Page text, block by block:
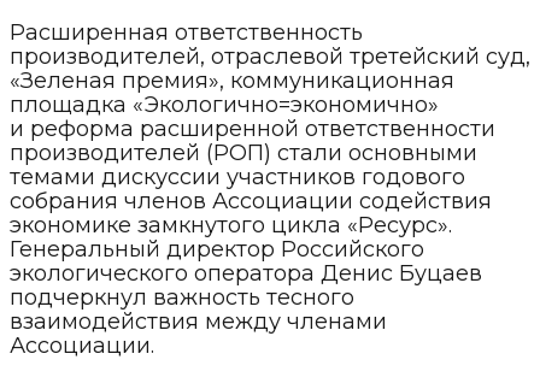
Расширенная ответственность
производителей, отраслевой третейский суд,
«Зеленая премия», коммуникационная
площадка «Экологично=экономично»
и реформа расширенной ответственности
производителей (РОП) стали основными
темами дискуссии участников годового
собрания членов Ассоциации содействия
экономике замкнутого цикла «Ресурс».
Генеральный директор Российского
экологического оператора Денис Буцаев
подчеркнул важность тесного
взаимодействия между членами
Ассоциации.